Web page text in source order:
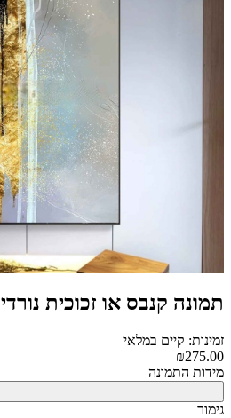
תמונה קנבס או זכוכית נורדי 1025
זמינות: קיים במלאי
₪275.00
מידות התמונה
גימור